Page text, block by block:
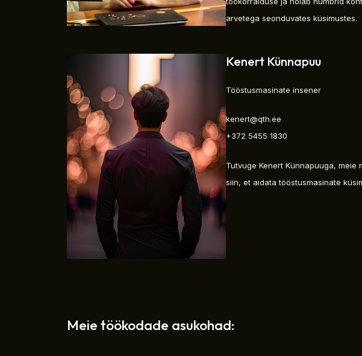
arvetega seonduvates küsimustes.
Kenert Künnapuu
Tööstusmasinate insener
kenert@qth.ee
+372 5455 1830
Tutvuge Kenert Künnapuuga, meie
siin, et aidata tööstusmasinate
Meie töökodade asukohad: